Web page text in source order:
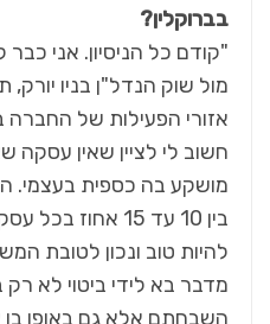
בברוקלין?
מול שוק הנדל"ן בניו
אזורי הפעילות של החברה
חשוב לי לציין שאין עסקה
מושקע בה כספית בעצמי.
בין 10 עד 15
להיות טוב ונכון לטובת
מדבר בא לידי ביטוי לא רק
השבחתם אלא גם באופן